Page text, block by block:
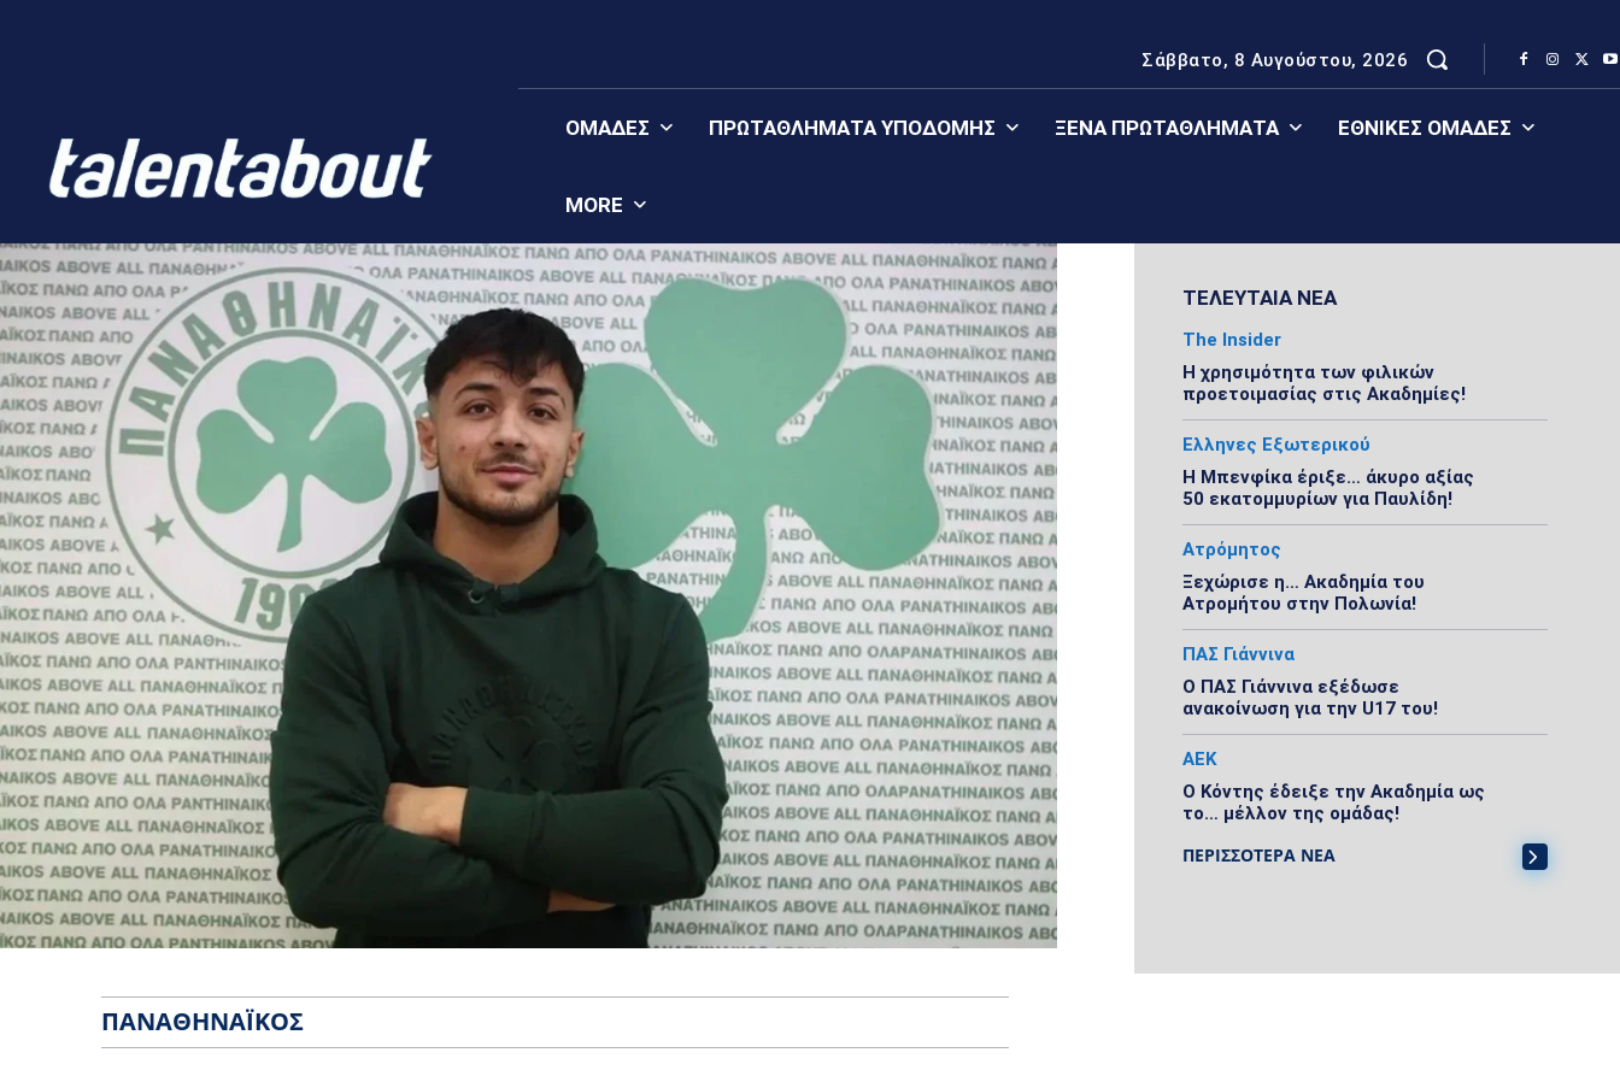
Σάββατο, 8 Αυγούστου, 2026
ΟΜΆΔΕΣ ΠΡΩΤΑΘΛΉΜΑΤΑ YΠΟΔΟΜΉΣ ΞΈΝΑ ΠΡΩΤΑΘΛΉΜΑΤΑ ΕΘΝΙΚΈΣ ΟΜΆΔΕΣ
MORE
ΠΑΝΑΘΗΝΑΪΚΌΣ
ΤΕΛΕΥΤΑΙΑ ΝΕΑ
The Insider
Η χρησιμότητα των φιλικών
προετοιμασίας στις Ακαδημίες!
Ελληνες Εξωτερικού
Η Μπενφίκα έριξε… άκυρο αξίας
50 εκατομμυρίων για Παυλίδη!
Ατρόμητος
Ξεχώρισε η… Ακαδημία του
Ατρομήτου στην Πολωνία!
ΠΑΣ Γιάννινα
Ο ΠΑΣ Γιάννινα εξέδωσε
ανακοίνωση για την U17 του!
ΑΕΚ
Ο Κόντης έδειξε την Ακαδημία ως
το… μέλλον της ομάδας!
ΠΕΡΙΣΣΟΤΕΡΑ ΝΕΑ